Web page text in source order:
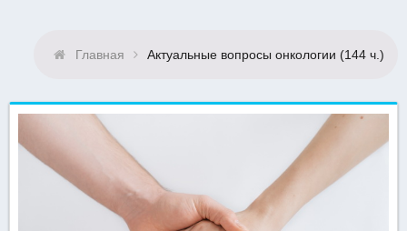
Главная Актуальные вопросы онкологии (144 ч.)